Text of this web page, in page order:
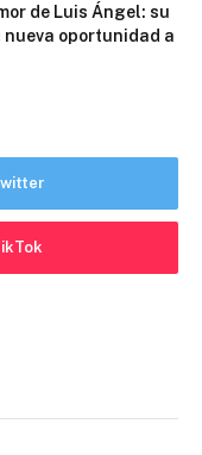
de Luis Ángel: su
oportunidad a